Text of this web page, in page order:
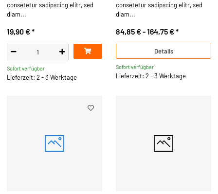
consetetur sadipscing elitr, sed
diam...
19,90 €*
Sofort verfügbar
Lieferzeit: 2 - 3 Werktage
consetetur sadipscing elitr, sed
diam...
84,85 € -164,75 €*
Details
Sofort verfügbar
Lieferzeit: 2 - 3 Werktage